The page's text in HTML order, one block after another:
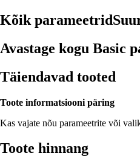
Kõik parameetrid
Avastage kogu Basic
Täiendavad tooted
Toote informatsiooni päring
Kas vajate nõu parameetrite või
Toote hinnang